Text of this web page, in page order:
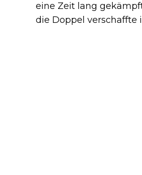
eine Zeit lang
die Doppel verschaffte